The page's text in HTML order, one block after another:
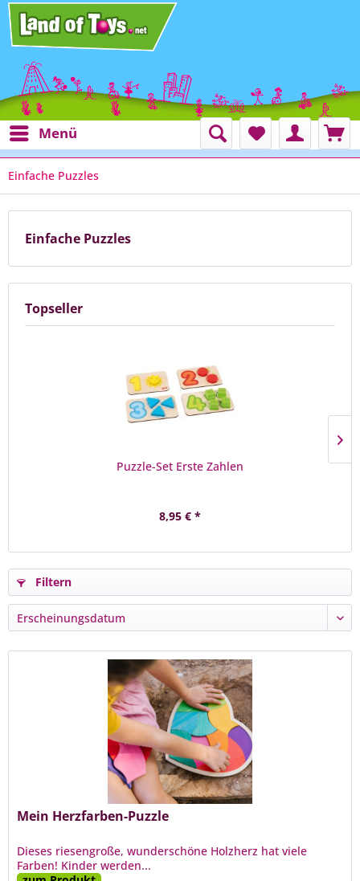
Menü
Einfache Puzzles
Einfache Puzzles
Topseller
Puzzle-Set Erste Zahlen
8,95 € *
Filtern
Mein Herzfarben-Puzzle
Dieses riesengroße, wunderschöne Holzherz hat viele
Farben! Kinder werden...